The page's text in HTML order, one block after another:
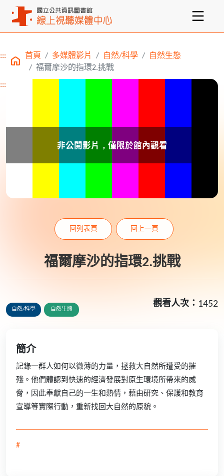
主要內容區塊
::: 首頁 多媒體影片 自然/科學
自然生態
福爾摩沙的指環2.挑戰
:::
福爾摩沙的指環2.挑戰
回列表頁 回上一頁
自然/科學 自然生態
觀看人次： 1452
簡介
記錄一群人如何以微薄的力量，拯救大自然所遭受的摧
殘。他們體認到快速的經濟發展對原生環境所帶來的威
脅，因此奉獻自己的一生和熱情，藉由研究、保護和教育
宣導等實際行動，重新找回大自然的原貌。
#